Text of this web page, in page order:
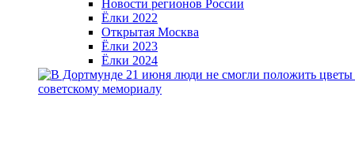
Новости регионов России
Ёлки 2022
Открытая Москва
Ёлки 2023
Ёлки 2024